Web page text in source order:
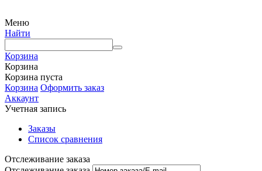
Меню
Найти
Корзина
Корзина
Корзина пуста
Корзина Оформить заказ
Аккаунт
Учетная запись
Заказы
Список сравнения
Отслеживание заказа